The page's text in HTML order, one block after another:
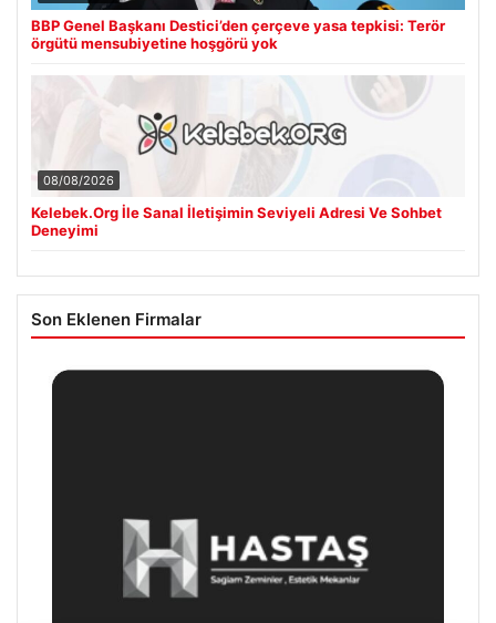
BBP Genel Başkanı Destici’den çerçeve yasa tepkisi: Terör
örgütü mensubiyetine hoşgörü yok
08/08/2026
Kelebek.Org İle Sanal İletişimin Seviyeli Adresi Ve Sohbet
Deneyimi
Son Eklenen Firmalar